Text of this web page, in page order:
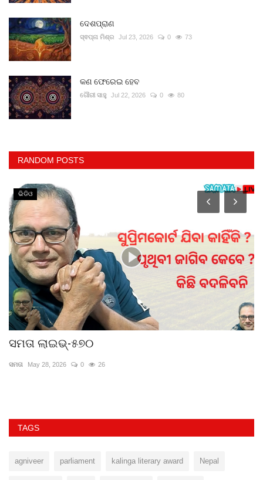
ଦେଶପ୍ରାଣ
ସ୍ଵପ୍ନା ମିଶ୍ର Jul 23, 2026 0 73
କଣ ଫେରେଇ ହେବ
ଗୌରୀ ସାହୁ Jul 22, 2026 0 80
RANDOM POSTS
ଭିଡିଓ
ସମତା ଲାଇଭ୍-୫୭୦
ସମତା May 28, 2026 0 26
TAGS
agniveer parliament kalinga literary award Nepal